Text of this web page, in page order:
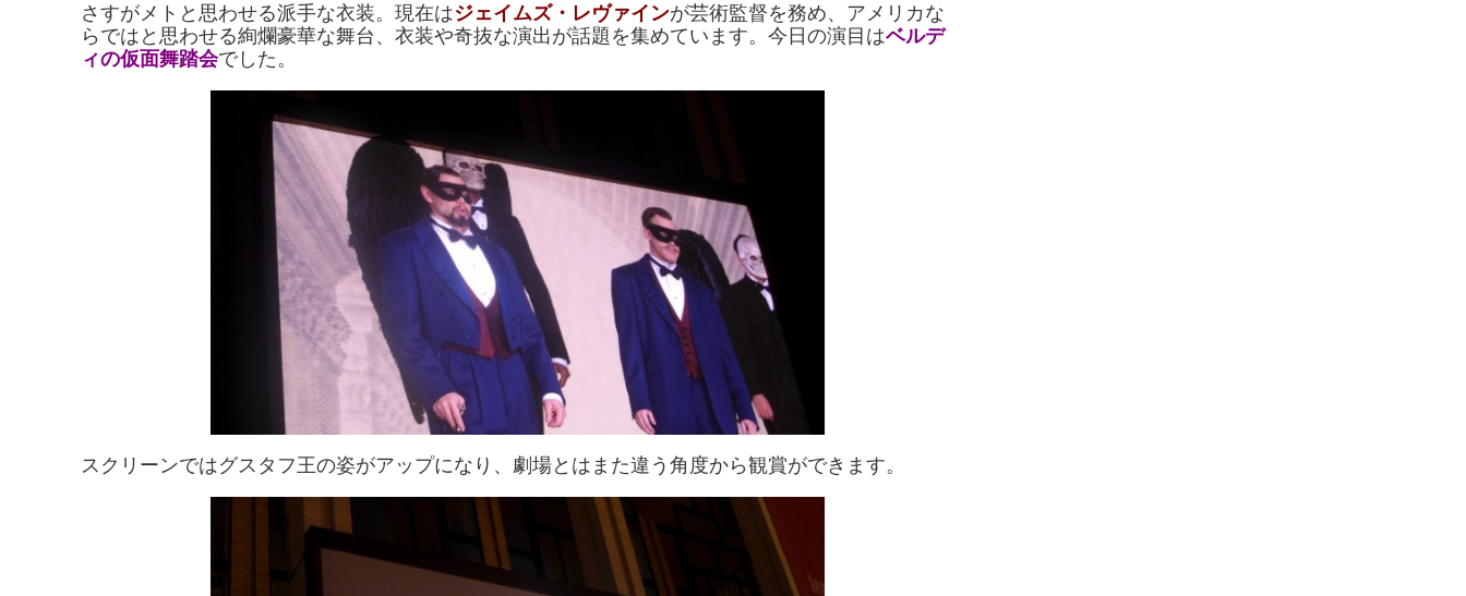
さすがメトと思わせる派手な衣装。現在はジェイムズ・レヴァインが芸術監督を務め、アメリカな
らではと思わせる絢爛豪華な舞台、衣装や奇抜な演出が話題を集めています。今日の演目はベルデ
ィの仮面舞踏会でした。
スクリーンではグスタフ王の姿がアップになり、劇場とはまた違う角度から観賞ができます。